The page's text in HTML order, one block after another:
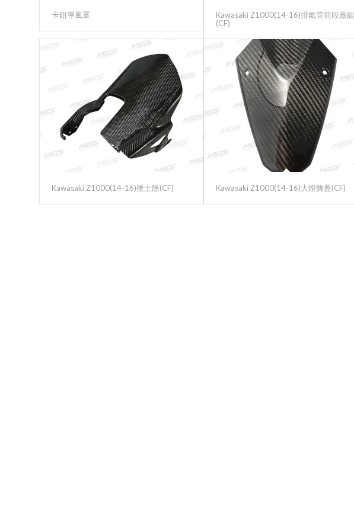
卡鉗導風罩
Kawasaki Z1000(14-16)排氣管前段蓋組
(CF)
Kawasaki Z1000(14-16)後土除(CF) Kawasaki Z1000(14-16)大燈飾蓋(CF)